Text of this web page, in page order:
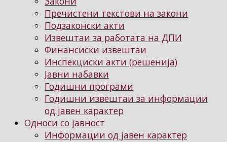
Пречистени текстови на закони
Подзаконски акти
Извештаи за работата на ДПИ
Финансиски извештаи
Инспекциски акти (решенија)
Јавни набавки
Годишни програми
Годишни извештаи за информации
од јавен карактер
Односи со јавност
Информации од јавен карактер